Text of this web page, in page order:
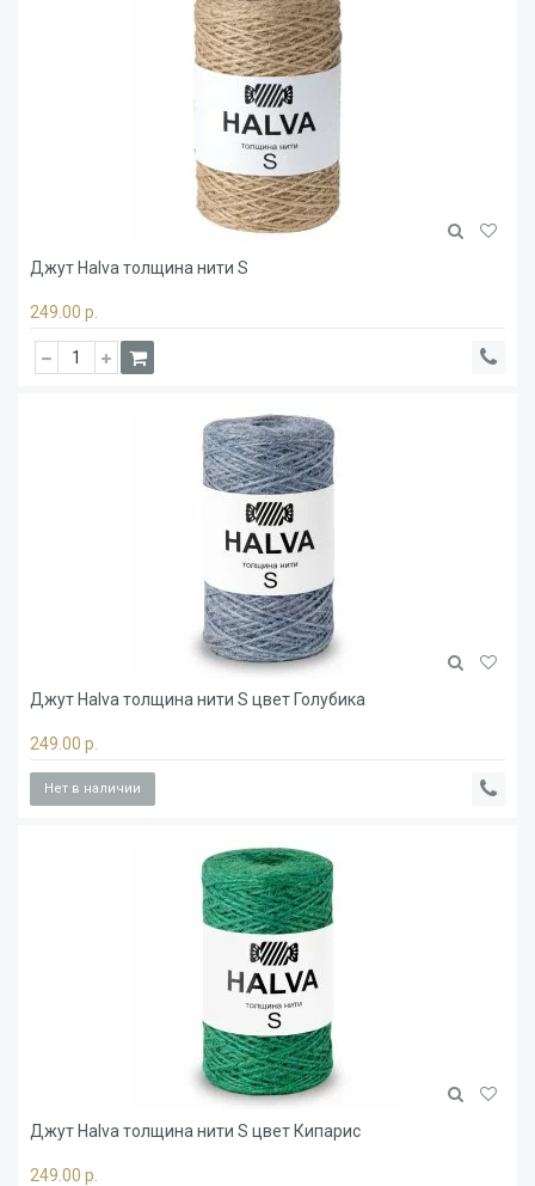
Джут Halva толщина нити S
249.00 р.
Джут Halva толщина нити S цвет Голубика
249.00 р.
Нет в наличии
Джут Halva толщина нити S цвет Кипарис
249.00 р.